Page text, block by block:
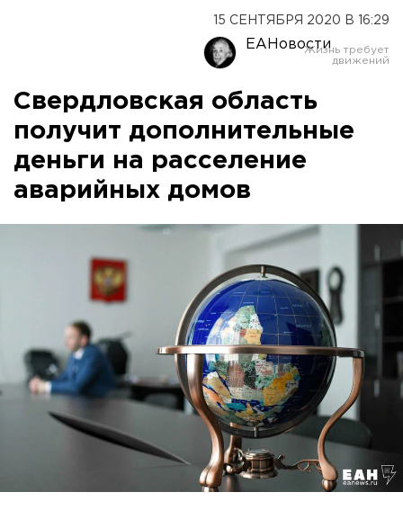
15 СЕНТЯБРЯ 2020 В 16:29
ЕАНовости
Свердловская область
получит дополнительные
деньги на расселение
аварийных домов